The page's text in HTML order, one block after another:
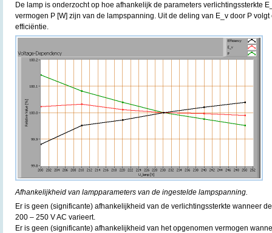
De lamp is onderzocht op hoe afhankelijk de parameters verlichtingssterkte
vermogen P [W] zijn van de lampspanning. Uit de deling van E_v door P
efficiëntie.
Afhankelijkheid van lampparameters van de ingestelde lampspanning.
Er is geen (significante) afhankelijkheid van de verlichtingssterkte wanneer
200 – 250 V AC varieert.
Er is geen (significante) afhankelijkheid van het opgenomen vermogen